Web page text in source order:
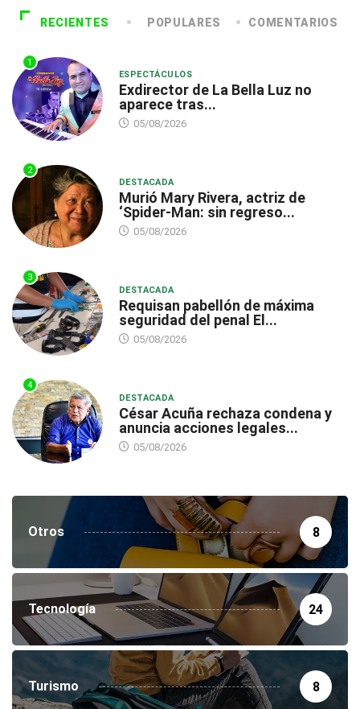
RECIENTES POPULARES COMENTARIOS
1
ESPECTÁCULOS
Exdirector de La Bella Luz no
aparece tras...
05/08/2026
2
DESTACADA
Murió Mary Rivera, actriz de
‘Spider-Man: sin regreso...
05/08/2026
3
DESTACADA
Requisan pabellón de máxima
seguridad del penal El...
05/08/2026
4
DESTACADA
César Acuña rechaza condena y
anuncia acciones legales...
05/08/2026
Otros 8
Tecnología 24
Turismo 8